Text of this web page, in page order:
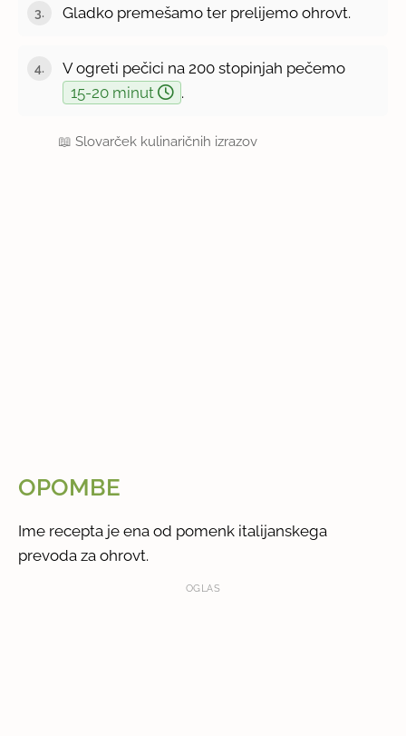
Gladko premešamo ter prelijemo ohrovt.
V ogreti pečici na 200 stopinjah pečemo
15-20 minut
.
📖Slovarček kulinaričnih izrazov
OPOMBE
Ime recepta je ena od pomenk italijanskega
prevoda za ohrovt.
OGLAS